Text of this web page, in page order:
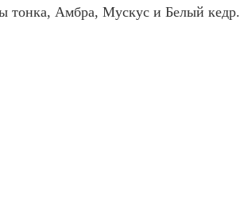
тонка, Амбра, Мускус и Белый кедр.